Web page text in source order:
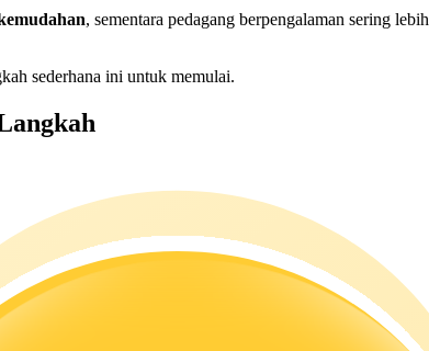
, sementara pedagang berpengalaman sering
sederhana ini untuk memulai.